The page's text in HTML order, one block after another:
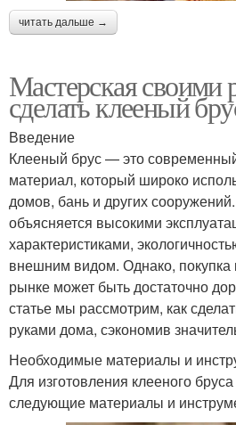
читать дальше →
Мастерская своими
сделать клееный
Введение
Клееный брус — это
материал, который широко
домов, бань и других
объясняется высокими
характеристиками,
внешним видом. Однако, покупка
рынке может быть достаточно
статье мы рассмотрим, как
руками дома, сэкономив
Необходимые материалы и
Для изготовления клееного
следующие материалы и